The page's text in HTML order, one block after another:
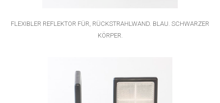
FLEXIBLER REFLEKTOR FÜR, RÜCKSTRAHLWAND. BLAU. SCHWARZER
KÖRPER.